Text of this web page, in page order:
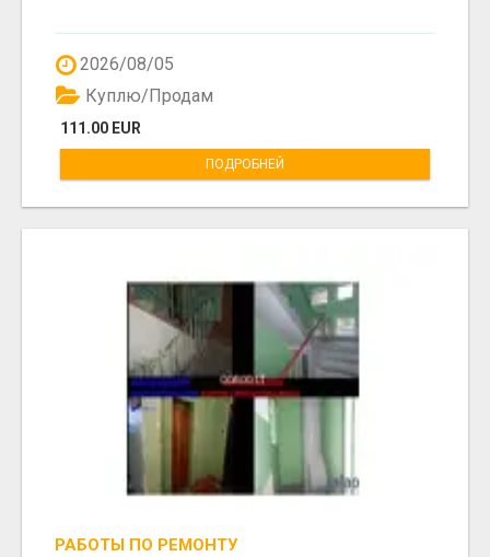
2026/08/05
111.00 EUR
Куплю/Продам
ПОДРОБНЕЙ
РАБОТЫ ПО РЕМОНТУ